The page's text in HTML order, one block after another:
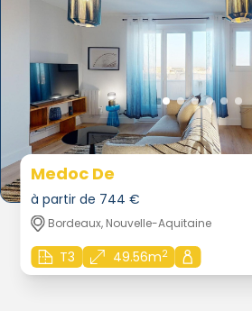
Medoc De
à partir de 744 €
Bordeaux, Nouvelle-Aquitaine
T3 49.56m2